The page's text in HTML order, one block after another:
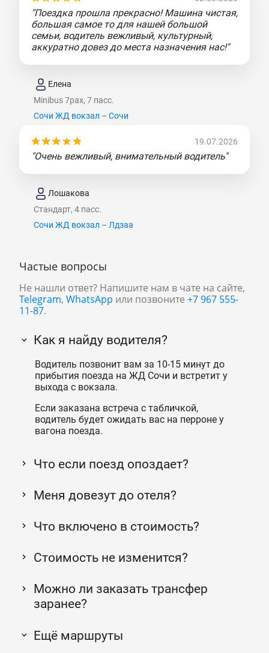
"Поездка прошла прекрасно! Машина чистая,
большая самое то для нашей большой
семьи, водитель вежливый, культурный,
аккуратно довез до места назначения нас!"
Елена
Minibus 7pax, 7 пасс.
Сочи ЖД вокзал – Сочи
19.07.2026
"Очень вежливый, внимательный водитель"
Лошакова
Стандарт, 4 пасс.
Сочи ЖД вокзал – Лдзаа
Частые вопросы
Не нашли ответ? Напишите нам в чате на сайте,
Telegram, WhatsApp или позвоните +7 967 555-
11-87.
Как я найду водителя?
Водитель позвонит вам за 10-15 минут до
прибытия поезда на ЖД Сочи и встретит у
выхода с вокзала.
Если заказана встреча с табличкой,
водитель будет ожидать вас на перроне у
вагона поезда.
Что если поезд опоздает?
Меня довезут до отеля?
Что включено в стоимость?
Стоимость не изменится?
Можно ли заказать трансфер
заранее?
Ещё маршруты